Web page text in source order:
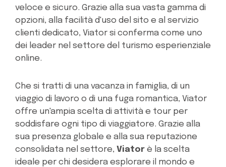
veloce e sicuro. Grazie alla sua vasta gamma di
opzioni, alla facilità d'uso del sito e al servizio
clienti dedicato, Viator si conferma come uno
dei leader nel settore del turismo esperienziale
online.
Che si tratti di una vacanza in famiglia, di un
viaggio di lavoro o di una fuga romantica, Viator
offre un'ampia scelta di attività e tour per
soddisfare ogni tipo di viaggiatore. Grazie alla
sua presenza globale e alla sua reputazione
consolidata nel settore, Viator è la scelta
ideale per chi desidera esplorare il mondo e